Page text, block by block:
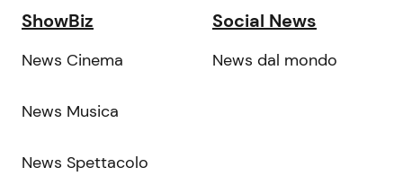
ShowBiz
News Cinema
News Musica
News Spettacolo
Social News
News dal mondo